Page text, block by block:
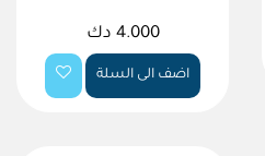
4.000 دك
اضف الى السلة